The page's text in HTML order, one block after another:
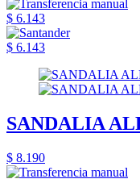
$ 6.143
$ 6.143
SANDALIA
$ 8.190